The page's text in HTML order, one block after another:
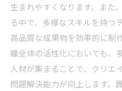
生まれやすくなります。また
る中で、多様なスキルを持つ
高品質な成果物を効率的に制
織全体の活性化においても、
人材が集まることで、クリエ
問題解決能力が向上します。